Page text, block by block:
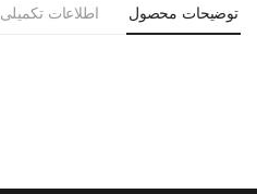
توضیحات محصول اطلاعات تکمیلی